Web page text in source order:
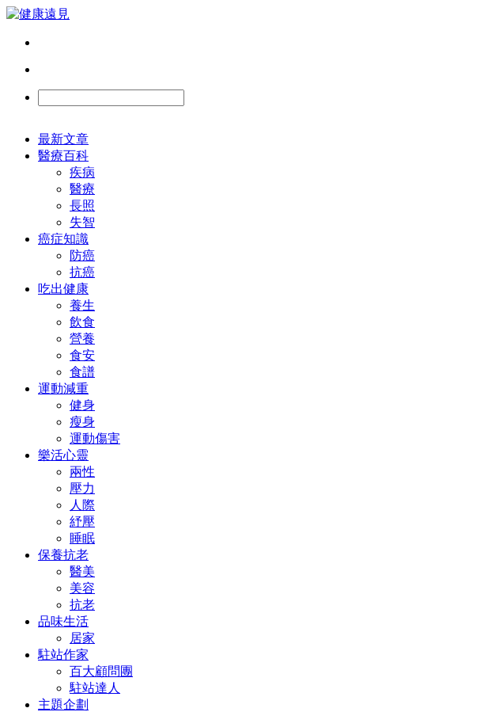
最新文章
醫療百科
疾病
醫療
長照
失智
癌症知識
防癌
抗癌
吃出健康
養生
飲食
營養
食安
食譜
運動減重
健身
瘦身
運動傷害
樂活心靈
兩性
壓力
人際
紓壓
睡眠
保養抗老
醫美
美容
抗老
品味生活
居家
駐站作家
百大顧問團
駐站達人
主題企劃